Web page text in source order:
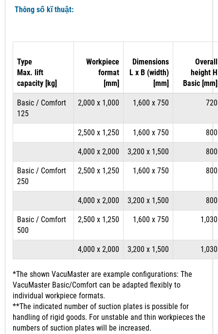
Thông số kĩ thuật:
Type
Max. lift
capacity [kg]
Workpiece
format
[mm]
Dimensions
L x B (width)
[mm]
Overall
height H
Basic [mm]
Basic / Comfort
125
2,000 x 1,000 1,600 x 750 720
2,500 x 1,250 1,600 x 750 800
4,000 x 2,000 3,200 x 1,500 800
Basic / Comfort
250
2,500 x 1,250 1,600 x 750 800
4,000 x 2,000 3,200 x 1,500 800
Basic / Comfort
500
2,500 x 1,250 1,600 x 750 1,030
4,000 x 2,000 3,200 x 1,500 1,030
*The shown VacuMaster are example configurations: The
VacuMaster Basic/Comfort can be adapted flexibly to
individual workpiece formats.
**The indicated number of suction plates is possible for
handling of rigid goods. For unstable and thin workpieces the
numbers of suction plates will be increased.